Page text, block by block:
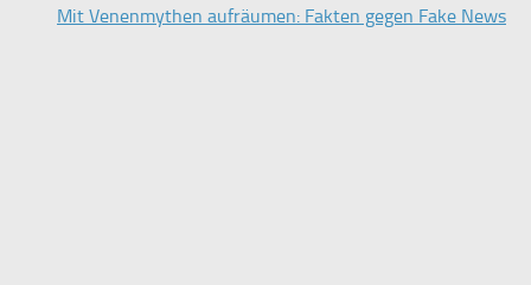
Mit Venenmythen aufräumen: Fakten gegen Fake News